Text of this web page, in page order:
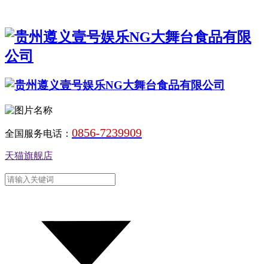
全国服务电话： 0856-7239909
天猫旗舰店